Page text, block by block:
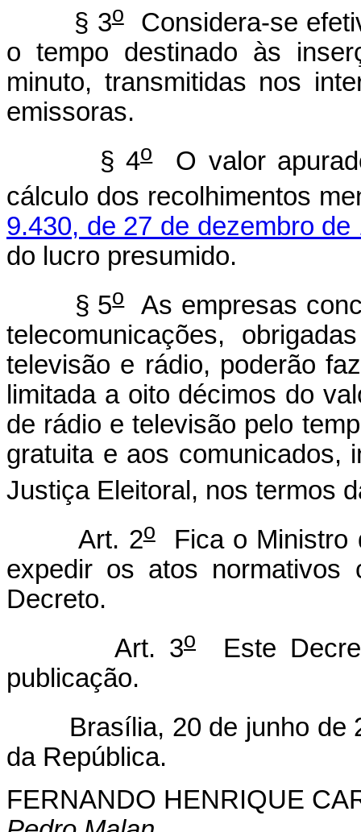
§ 3oConsidera-se
o tempo destinado às
minuto, transmitidas nos
emissoras.
§ 4oO valor
cálculo dos recolhimentos
9.430, de 27 de dezembro de
do lucro presumido.
§ 5oAs empresas
telecomunicações,
televisão e rádio, poderão
limitada a oito décimos do
de rádio e televisão pelo
gratuita e aos comunicados,
Justiça Eleitoral, nos termos
Art. 2oFica o Ministro
expedir os atos normativos
Decreto.
Art. 3o
Este
publicação.
Brasília, 20 de junho de
da República.
FERNANDO HENRIQUE